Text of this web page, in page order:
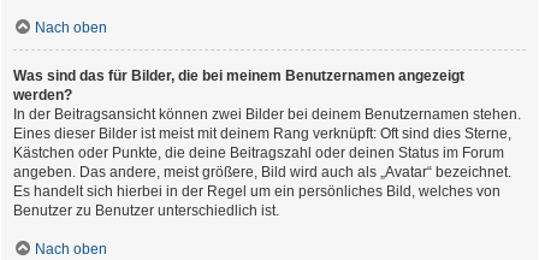
Nach oben
Was sind das für Bilder, die bei meinem Benutzernamen angezeigt
werden?
In der Beitragsansicht können zwei Bilder bei deinem Benutzernamen stehen.
Eines dieser Bilder ist meist mit deinem Rang verknüpft: Oft sind dies Sterne,
Kästchen oder Punkte, die deine Beitragszahl oder deinen Status im Forum
angeben. Das andere, meist größere, Bild wird auch als „Avatar“ bezeichnet.
Es handelt sich hierbei in der Regel um ein persönliches Bild, welches von
Benutzer zu Benutzer unterschiedlich ist.
Nach oben